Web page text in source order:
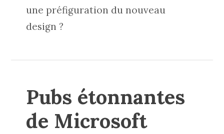
une préfiguration du nouveau
design ?
Pubs étonnantes
de Microsoft